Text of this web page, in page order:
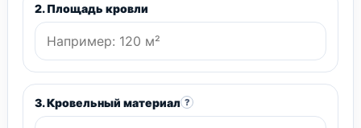
2. Площадь кровли
3. Кровельный материал ?